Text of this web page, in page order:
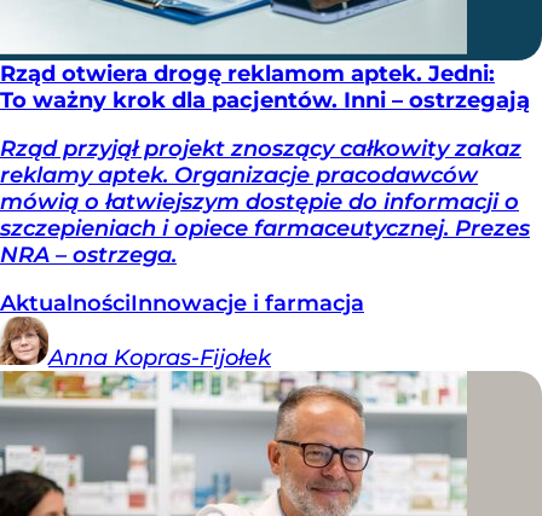
Rząd otwiera drogę reklamom aptek. Jedni:
To ważny krok dla pacjentów. Inni – ostrzegają
Rząd przyjął projekt znoszący całkowity zakaz
reklamy aptek. Organizacje pracodawców
mówią o łatwiejszym dostępie do informacji o
szczepieniach i opiece farmaceutycznej. Prezes
NRA – ostrzega.
AktualnościInnowacje i farmacja
Anna Kopras-Fijołek